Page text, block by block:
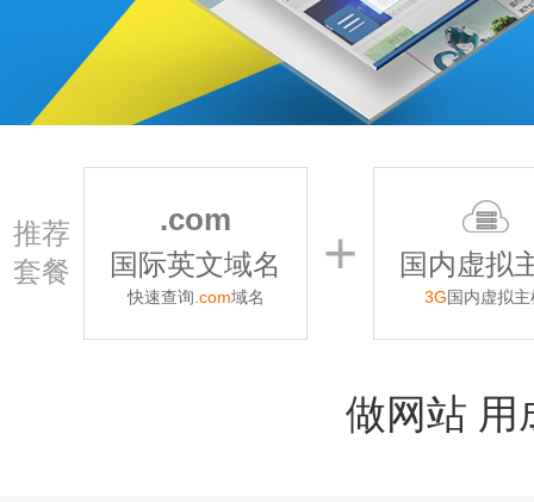
推荐
套餐
.com
国际英文域名
快速查询 .com域名
+ 国内虚拟
3G国内虚拟主
做网站 用